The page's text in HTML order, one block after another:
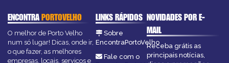
ENCONTRAPORTOVELHO
O melhor de Porto Velho
num só lugar! Dicas, onde ir,
o que fazer, as melhores
empresas, locais, serviços e
LINKS RÁPIDOS
Sobre
EncontraPortoVelho
Fale com o
NOVIDADES POR E-
MAIL
Receba grátis as
principais notícias,